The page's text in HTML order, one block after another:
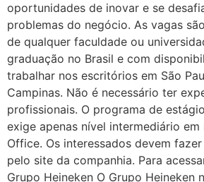
oportunidades de inovar e se
problemas do negócio. As vagas
de qualquer faculdade ou
graduação no Brasil e com
trabalhar nos escritórios em São
Campinas. Não é necessário ter
profissionais. O programa de
exige apenas nível intermediário
Office. Os interessados devem
pelo site da companhia. Para
Grupo Heineken O Grupo Heineken